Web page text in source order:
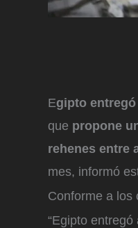
Egipto
que propone
rehenes entre
mes, informó
Conforme a los
“Egipto